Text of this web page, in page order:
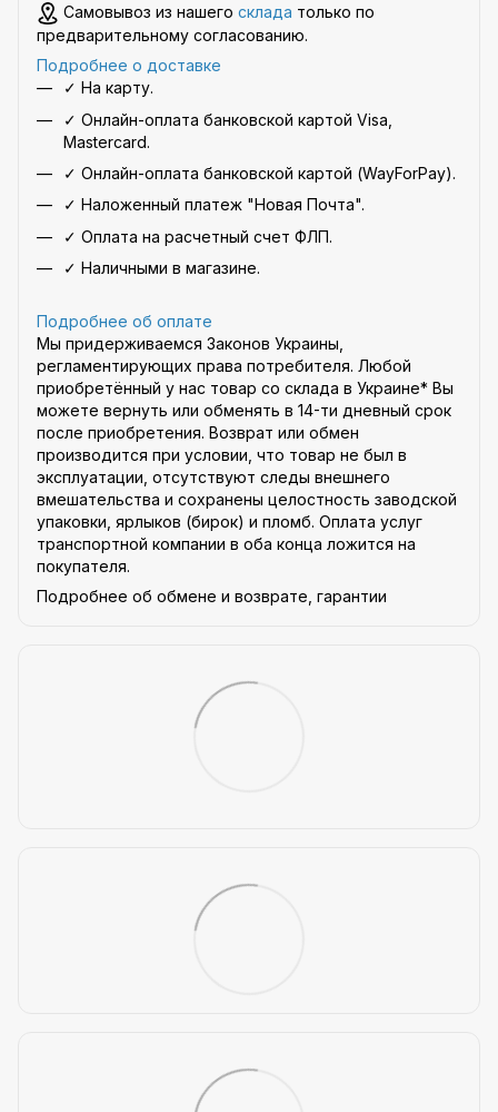
Самовывоз из нашего склада только по
предварительному согласованию.
Подробнее о доставке
✓ На карту.
✓ Онлайн-оплата банковской картой Visa,
Mastercard.
✓ Онлайн-оплата банковской картой (WayForPay).
✓ Наложенный платеж "Новая Почта".
✓ Оплата на расчетный счет ФЛП.
✓ Наличными в магазине.
Подробнее об оплате
Мы придерживаемся Законов Украины,
регламентирующих права потребителя. Любой
приобретённый у нас товар со склада в Украине* Вы
можете вернуть или обменять в 14-ти дневный срок
после приобретения. Возврат или обмен
производится при условии, что товар не был в
эксплуатации, отсутствуют следы внешнего
вмешательства и сохранены целостность заводской
упаковки, ярлыков (бирок) и пломб. Оплата услуг
транспортной компании в оба конца ложится на
покупателя.
Подробнее об обмене и возврате, гарантии